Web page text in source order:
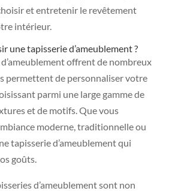
et entretenir le revêtement
intérieur.
une tapisserie d’ameublement ?
offrent de nombreux
permettent de personnaliser votre
parmi une large gamme de
et de motifs. Que vous
moderne, traditionnelle ou
tapisserie d’ameublement qui
goûts.
d’ameublement sont non